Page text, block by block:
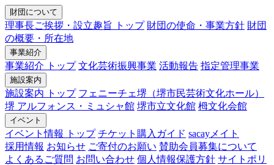
財団について
理事長ご挨拶・設立趣旨 トップ 財団の使命・事業方針 財団
の概要・所在地
事業紹介
事業紹介 トップ 文化芸術振興事業 活動報告 指定管理事業
施設案内
施設案内 トップ フェニーチェ堺（堺市民芸術文化ホール）
堺 アルフォンス・ミュシャ館 堺市立文化館 栂文化会館
イベント
イベント情報 トップ チケット購入ガイド sacayメイト
採用情報 お知らせ ご寄付のお願い 賛助会員募集について
よくあるご質問 お問い合わせ 個人情報保護方針 サイトポリ